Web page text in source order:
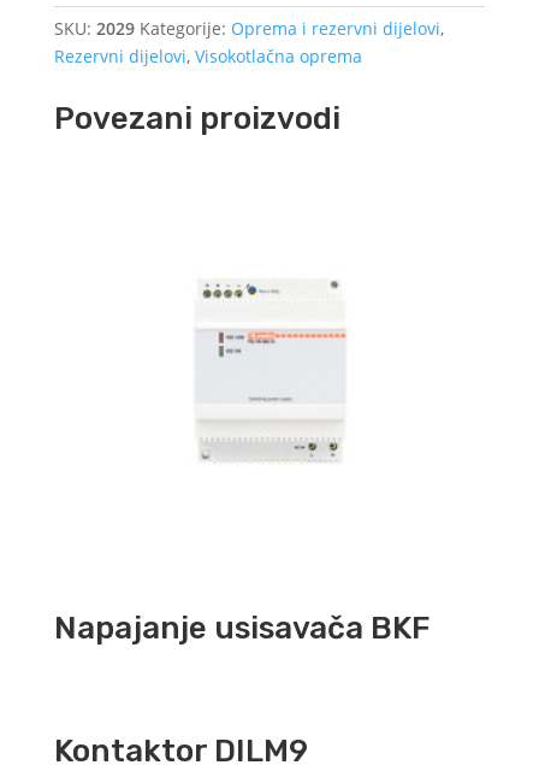
SKU: 2029 Kategorije: Oprema i rezervni dijelovi,
Rezervni dijelovi, Visokotlačna oprema
Povezani proizvodi
Napajanje usisavača BKF
Kontaktor DILM9